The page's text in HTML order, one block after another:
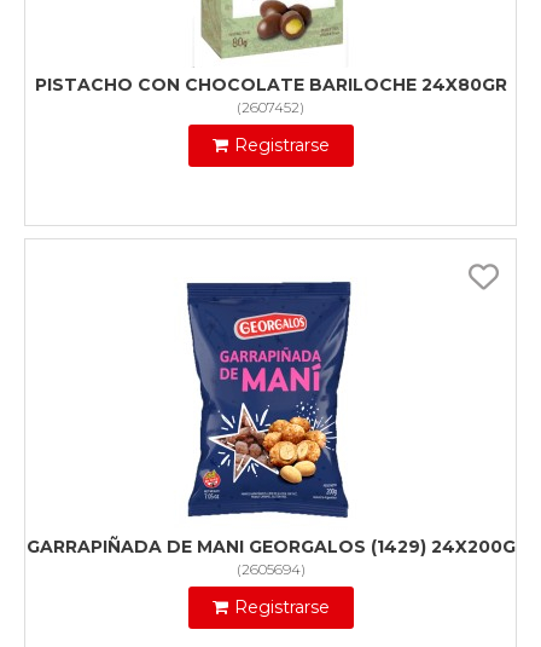
PISTACHO CON CHOCOLATE BARILOCHE 24X80GR
(2607452)
Registrarse
GARRAPIÑADA DE MANI GEORGALOS (1429) 24X200G
(2605694)
Registrarse